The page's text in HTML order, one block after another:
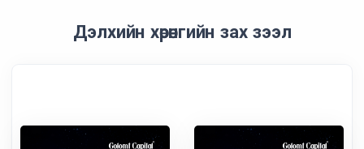
Дэлхийн хөрөнгийн зах зээл